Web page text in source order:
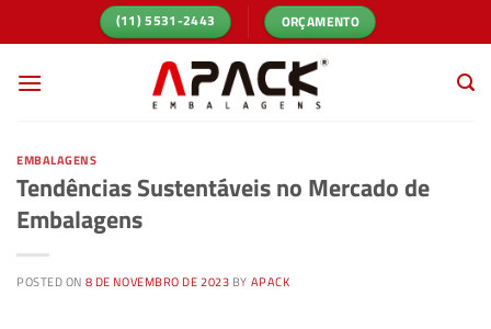
to
(11) 5531-2443 ORÇAMENTO
EMBALAGENS
Tendências Sustentáveis no Mercado de
Embalagens
POSTED ON 8 DE NOVEMBRO DE 2023 BY APACK